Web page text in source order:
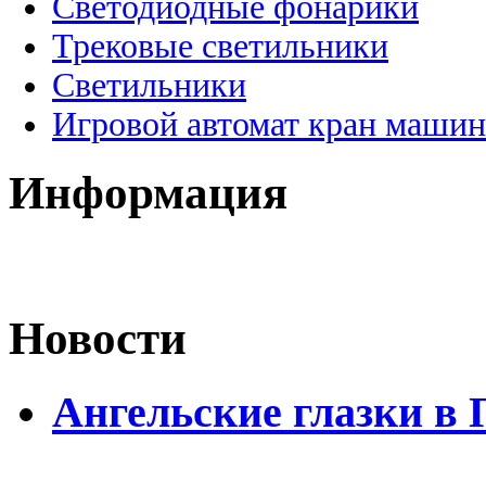
Трековые светильники
Светильники
Игровой автомат кран
Информация
Новости
Ангельские глазки в